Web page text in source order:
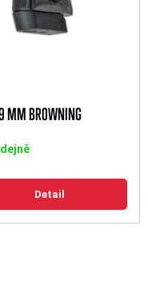
9 MM BROWNING
Detail